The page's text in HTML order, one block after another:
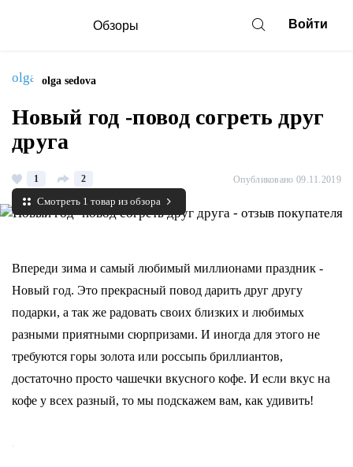
Обзоры Войти
olga sedova
Новый год -повод согреть друг
друга
1 2 Опубликовано 09.11.2019
Смотреть 1 товар из обзора
Впереди зима и самый любимый миллионами праздник -
Новый год. Это прекрасный повод дарить друг другу
подарки, а так же радовать своих близких и любимых
разными приятными сюрпризами. И иногда для этого не
требуются горы золота или россыпь бриллиантов,
достаточно просто чашечки вкусного кофе. И если вкус на
кофе у всех разный, то мы подскажем вам, как удивить!